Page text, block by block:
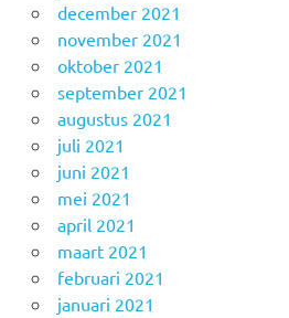
december 2021
november 2021
oktober 2021
september 2021
augustus 2021
juli 2021
juni 2021
mei 2021
april 2021
maart 2021
februari 2021
januari 2021